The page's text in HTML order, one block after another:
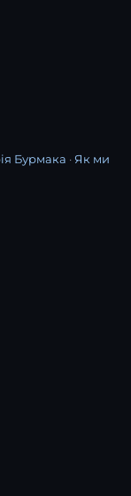
Бурмака · Як ми